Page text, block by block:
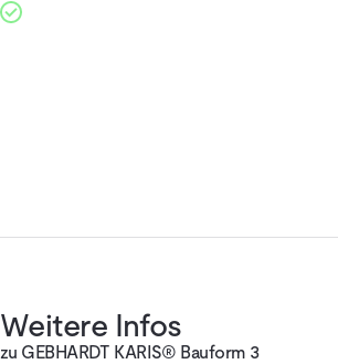
Weitere Infos
zu GEBHARDT KARIS® Bauform 3